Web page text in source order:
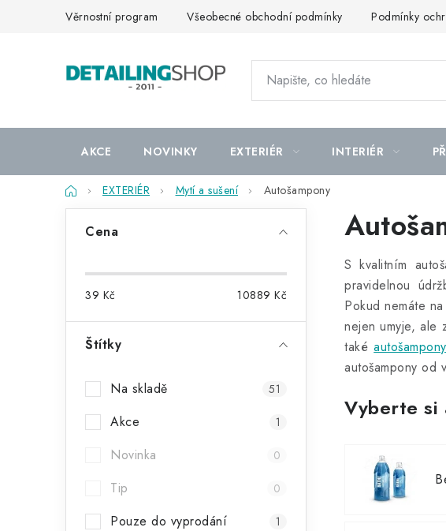
Věrnostní program Všeobecné obchodní podmínky Podmínky
AKCE NOVINKY EXTERIÉR INTERIÉR
DomůEXTERIÉR Mytí a sušení Autošampony
t
Cena
39 Kč 10889 Kč
Štítky
Na skladě 51
Akce 1
Novinka 0
Tip 0
Pouze do vyprodání 1
S kvalitním
pravidelnou
Pokud nemáte
nejen umyje, ale
také
autošampony od
Vyberte si